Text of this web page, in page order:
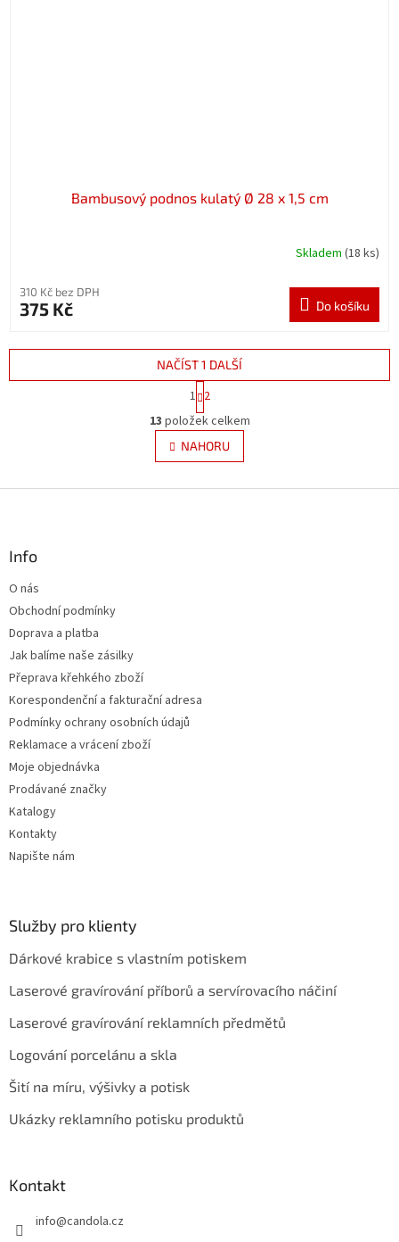
Bambusový podnos kulatý Ø 28 x 1,5 cm
Skladem (18 ks)
310 Kč bez DPH
375 Kč Do košíku
O
v
l
á
s
NAČÍST 1 DALŠÍ
S
t
r
á
n
k
v
1 2
13 položek celkem
NAHORU
Info
O nás
Obchodní podmínky
Doprava a platba
Jak balíme naše zásilky
Přeprava křehkého zboží
Korespondenční a fakturační adresa
Podmínky ochrany osobních údajů
Reklamace a vrácení zboží
Moje objednávka
Prodávané značky
Katalogy
Kontakty
Napište nám
Služby pro klienty
Dárkové krabice s vlastním potiskem
Laserové gravírování příborů a servírovacího náčiní
Laserové gravírování reklamních předmětů
Logování porcelánu a skla
Šití na míru, výšivky a potisk
Ukázky reklamního potisku produktů
Kontakt
info@candola.cz